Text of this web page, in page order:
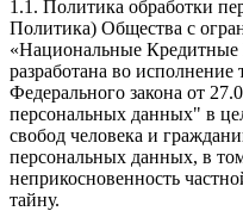
1.1. Политика обработки
Политика) Общества с
«Национальные Кредитные
разработана во исполнение
Федерального закона от
персональных данных" в
свобод человека и
персональных данных, в
неприкосновенность
тайну.